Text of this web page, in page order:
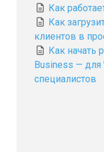
Как
Как
клиентов в
Как начать
Business — для
специалистов